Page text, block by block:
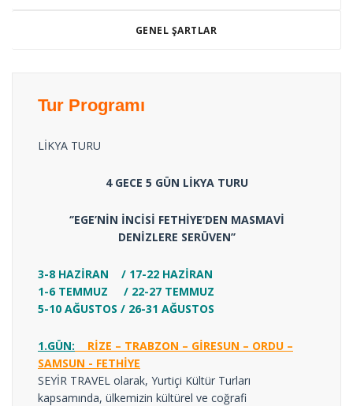
GENEL ŞARTLAR
Tur Programı
LİKYA TURU
4 GECE 5 GÜN LİKYA TURU
‘’EGE’NİN İNCİSİ FETHİYE’DEN MASMAVİ
DENİZLERE SERÜVEN’’
3-8 HAZİRAN / 17-22 HAZİRAN
1-6 TEMMUZ / 22-27 TEMMUZ
5-10 AĞUSTOS / 26-31 AĞUSTOS
1.GÜN: RİZE – TRABZON – GİRESUN – ORDU –
SAMSUN - FETHİYE
SEYİR TRAVEL olarak, Yurtiçi Kültür Turları
kapsamında, ülkemizin kültürel ve coğrafi